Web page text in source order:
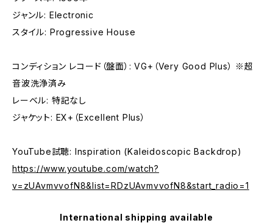
ジャンル: Electronic
スタイル: Progressive House
コンディション レコード（盤面）: VG+（Very Good Plus） ※超
音波洗浄済み
レーベル: 特記なし
ジャケット: EX+（Excellent Plus）
YouTube試聴: Inspiration (Kaleidoscopic Backdrop)
https://www.youtube.com/watch?
v=zUAvmvvofN8&list=RDzUAvmvvofN8&start_radio=1
International shipping available